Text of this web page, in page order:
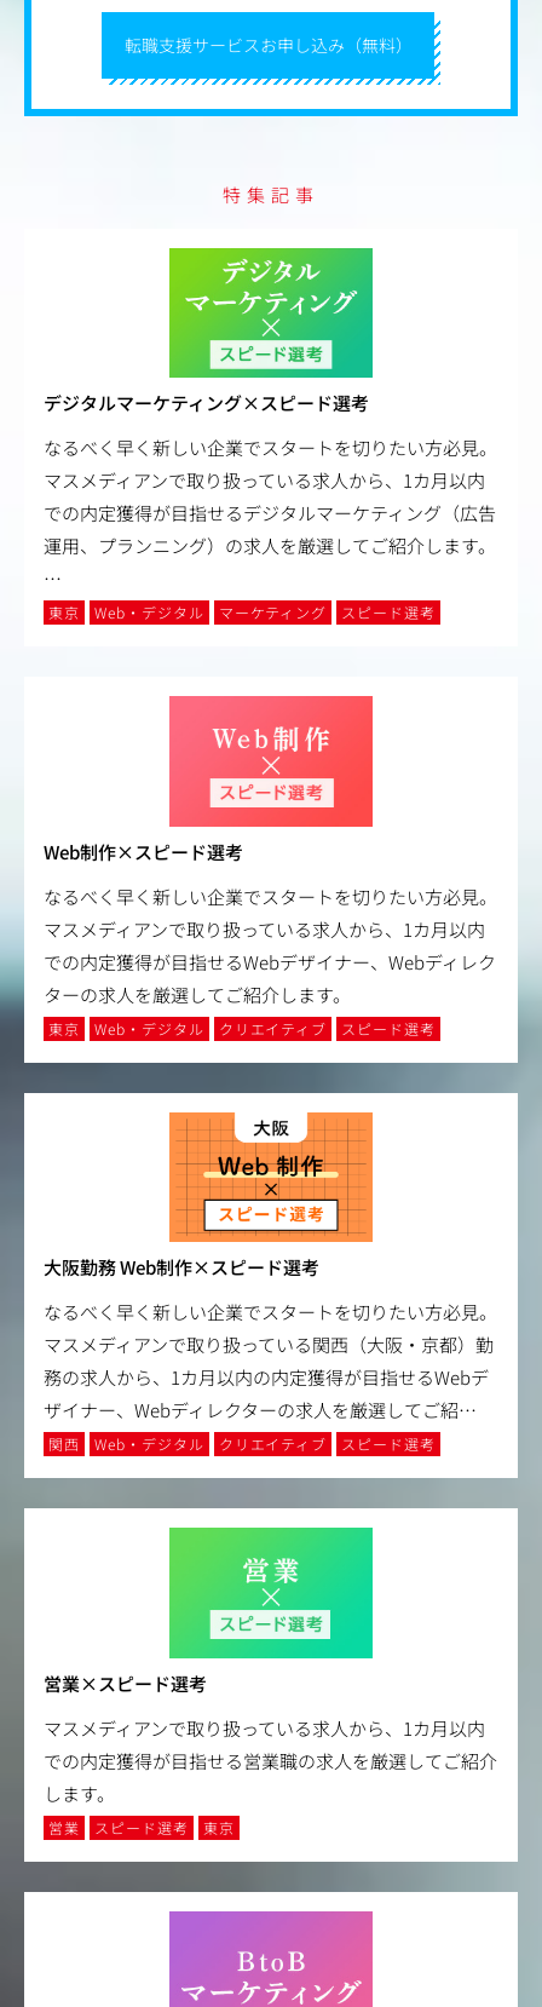
転職支援サービスお申し込み（無料）
特集記事
デジタルマーケティング×スピード選考
なるべく早く新しい企業でスタートを切りたい方必見。
マスメディアンで取り扱っている求人から、1カ月以内
での内定獲得が目指せるデジタルマーケティング（広告
運用、プランニング）の求人を厳選してご紹介します。
…
東京 Web・デジタル マーケティング スピード選考
Web制作×スピード選考
なるべく早く新しい企業でスタートを切りたい方必見。
マスメディアンで取り扱っている求人から、1カ月以内
での内定獲得が目指せるWebデザイナー、Webディレク
ターの求人を厳選してご紹介します。
東京 Web・デジタル クリエイティブ スピード選考
大阪勤務 Web制作×スピード選考
なるべく早く新しい企業でスタートを切りたい方必見。
マスメディアンで取り扱っている関西（大阪・京都）勤
務の求人から、1カ月以内の内定獲得が目指せるWebデ
ザイナー、Webディレクターの求人を厳選してご紹…
関西 Web・デジタル クリエイティブ スピード選考
営業×スピード選考
マスメディアンで取り扱っている求人から、1カ月以内
での内定獲得が目指せる営業職の求人を厳選してご紹介
します。
営業 スピード選考 東京